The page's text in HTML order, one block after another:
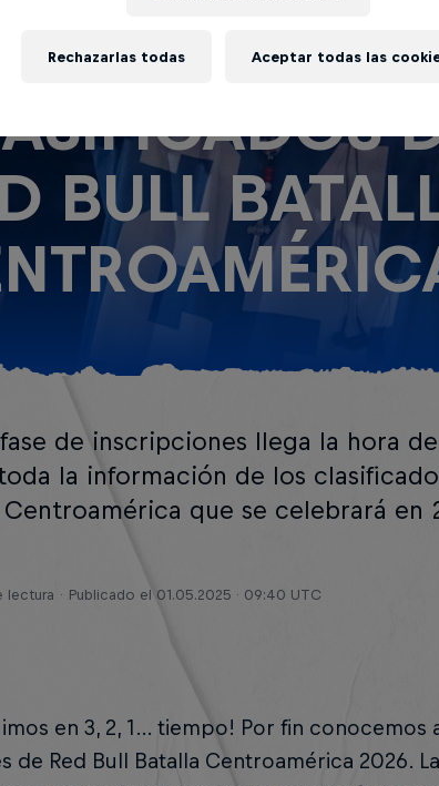
A LOS
BULL
de inscripciones llega la hora
la información de los
que se celebrará en
lectura Publicado el 01.05.2025 · 09:40 UTC
en 3, 2, 1… tiempo! Por fin
de Red Bull Batalla Centroamérica 2026.
Rechazarlas todas Aceptar todas las